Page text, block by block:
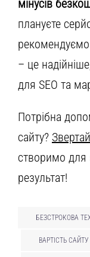
мінусів
плануєте
рекомендуємо
– це
для SEO та
Потрібна
сайту?
створимо для
результат!
БЕЗСТРОКОВА
ВАРТІСТЬ САЙТУ